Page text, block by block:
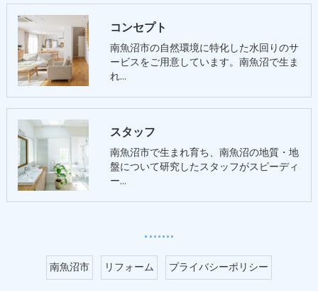
コンセプト
南魚沼市の自然環境に特化した水回りのサ
ービスをご用意しています。南魚沼で生ま
れ…
スタッフ
南魚沼市で生まれ育ち、南魚沼の地質・地
盤について研究したスタッフがスピーディ
ー…
南魚沼市 リフォーム プライバシーポリシー